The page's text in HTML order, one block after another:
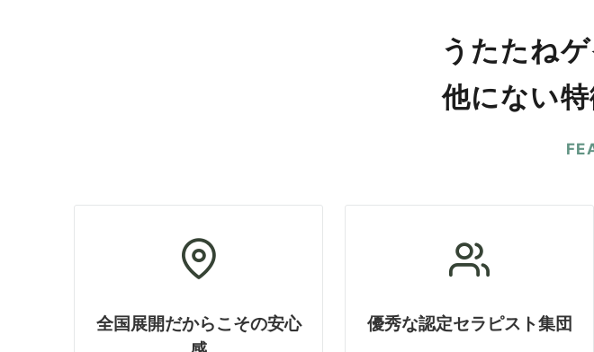
うたたね
他にない
全国展開だからこその安心
優秀な認定セラピスト集団